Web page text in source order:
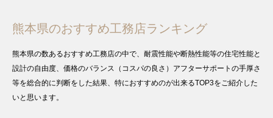
熊本県のおすすめ工務店ランキング
熊本県の数あるおすすめ工務店の中で、耐震性能や断熱性能等の住宅性能と
設計の自由度、価格のバランス（コスパの良さ）アフターサポートの手厚さ
等を総合的に判断をした結果、特におすすめのが出来るTOP3をご紹介した
いと思います。